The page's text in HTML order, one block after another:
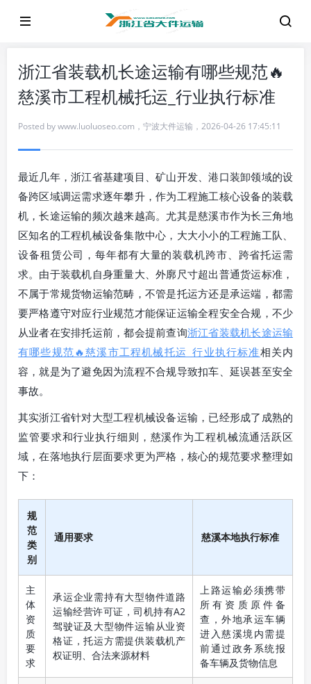
浙江省装载机长途运输有哪些规范🔥
慈溪市工程机械托运_行业执行标准
Posted bywww.luoluoseo.com ， 宁波大件运输 ， 2026-04-26 17:45:11
最近几年，浙江省基建项目、矿山开发、港口装卸领域的设
备跨区域调运需求逐年攀升，作为工程施工核心设备的装载
机，长途运输的频次越来越高。尤其是慈溪市作为长三角地
区知名的工程机械设备集散中心，大大小小的工程施工队、
设备租赁公司，每年都有大量的装载机跨市、跨省托运需
求。由于装载机自身重量大、外廓尺寸超出普通货运标准，
不属于常规货物运输范畴，不管是托运方还是承运端，都需
要严格遵守对应行业规范才能保证运输全程安全合规，不少
从业者在安排托运前，都会提前查询浙江省装载机长途运输
有哪些规范🔥慈溪市工程机械托运_行业执行标准相关内
容，就是为了避免因为流程不合规导致扣车、延误甚至安全
事故。
其实浙江省针对大型工程机械设备运输，已经形成了成熟的
监管要求和行业执行细则，慈溪作为工程机械流通活跃区
域，在落地执行层面要求更为严格，核心的规范要求整理如
下：
规
范
类
别
通用要求 慈溪本地执行标准
主
体
资
质
要
求
承运企业需持有大型物件道路
运输经营许可证，司机持有A2
驾驶证及大型物件运输从业资
格证，托运方需提供装载机产
权证明、合法来源材料
上路运输必须携带
所有资质原件备
查，外地承运车辆
进入慈溪境内需提
前通过政务系统报
备车辆及货物信息